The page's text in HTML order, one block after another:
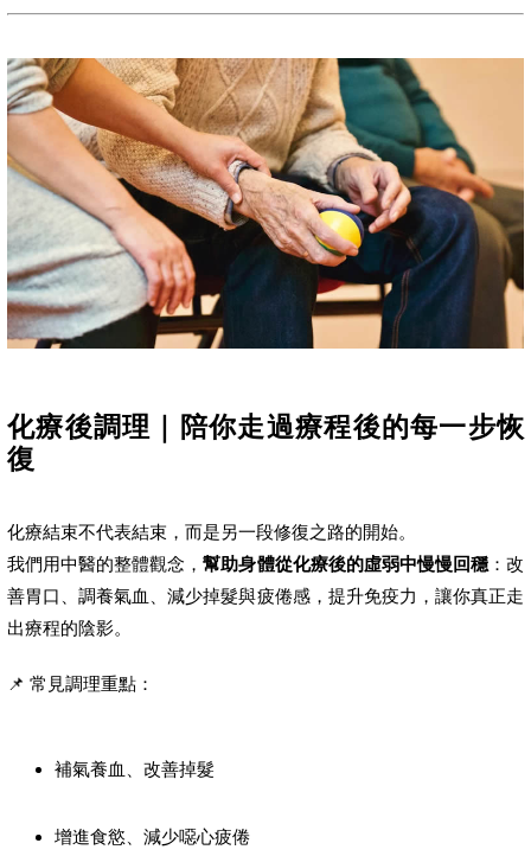
化療後調理｜陪你走過療程後的每一步恢
復
化療結束不代表結束，而是另一段修復之路的開始。
我們用中醫的整體觀念，幫助身體從化療後的虛弱中慢慢回穩：改
善胃口、調養氣血、減少掉髮與疲倦感，提升免疫力，讓你真正走
出療程的陰影。
📌 常見調理重點：
補氣養血、改善掉髮
增進食慾、減少噁心疲倦